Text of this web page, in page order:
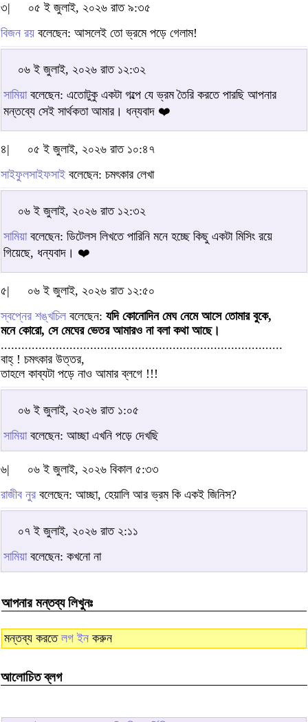
৩|
০৫ ই জুলাই, ২০২৬ রাত ৯:৩৫
বিজন রয় বলেছেন: আসলেই তো ভ্রমে পড়ে গেলাম!
০৬ ই জুলাই, ২০২৬ রাত ১২:৩২
সামিয়াবলেছেন: এতোটুকু একটা গল্পে যে ভ্রম তৈরি করতে পারছি আপনার
মন্তব্যে সেই সার্থকতা আমার। ধন্যবাদ ❤️
৪|
০৫ ই জুলাই, ২০২৬ রাত ১০:৪৭
সাইফুলসাইফসাই বলেছেন: চমৎকার লেখা
০৬ ই জুলাই, ২০২৬ রাত ১২:৩২
সামিয়াবলেছেন: ডিটেলস লিখতে পারিনি মনে হচ্ছে কিছু একটা মিসিং রয়ে
গিয়েছে, ধন্যবাদ। ❤️
৫|
০৬ ই জুলাই, ২০২৬ রাত ১২:৫০
স্বপ্নের শঙ্খচিল বলেছেন: যদি কোনোদিন মেঘ নেমে আসে তোমার বুকে,
মনে কোরো, সে মেঘের ভেতর আমারও না বলা কথা আছে।
..................................................................................
বাহ্ ! চমৎকার উত্তর,
তাহলে কাব্যটা পড়ে নাও আমার ব্লগে !!!
০৬ ই জুলাই, ২০২৬ রাত ১:০৫
সামিয়াবলেছেন: আচ্ছা এখনি পড়ে দেখছি
৬|
০৬ ই জুলাই, ২০২৬ বিকাল ৫:৩৩
রাজীব নুর বলেছেন: আচ্ছা, হেয়ালি আর ভ্রম কি একই জিনিস?
০৭ ই জুলাই, ২০২৬ রাত ২:১১
সামিয়াবলেছেন: কখনো না
আপনার মন্তব্য লিখুনঃ
মন্তব্য করতে লগ ইন করুন
আলোচিত ব্লগ